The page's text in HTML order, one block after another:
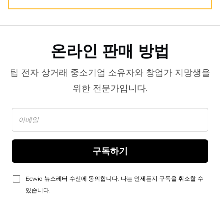
온라인 판매 방법
팁 전자 상거래 중소기업 소유자와 창업가 지망생을
위한 전문가입니다.
구독하기
Ecwid 뉴스레터 수신에 동의합니다. 나는 언제든지 구독을 취소할 수
있습니다.